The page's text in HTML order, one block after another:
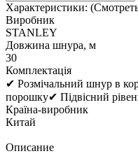
Характеристики:
Виробник
STANLEY
Довжина шнура, м
30
Комплектація
✔ Розмічальний шнур в
порошку✔ Підвісний
Країна-виробник
Китай
Описание